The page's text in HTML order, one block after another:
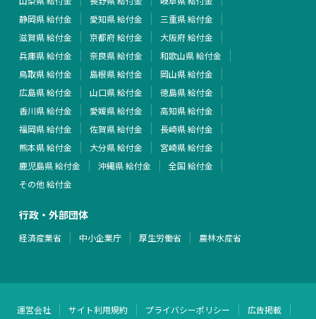
静岡県 給付金
愛知県 給付金
三重県 給付金
滋賀県 給付金
京都府 給付金
大阪府 給付金
兵庫県 給付金
奈良県 給付金
和歌山県 給付金
鳥取県 給付金
島根県 給付金
岡山県 給付金
広島県 給付金
山口県 給付金
徳島県 給付金
香川県 給付金
愛媛県 給付金
高知県 給付金
福岡県 給付金
佐賀県 給付金
長崎県 給付金
熊本県 給付金
大分県 給付金
宮崎県 給付金
鹿児島県 給付金
沖縄県 給付金
全国 給付金
その他 給付金
行政・外部団体
経済産業省 中小企業庁 厚生労働省 農林水産省
運営会社 サイト利用規約 プライバシーポリシー 広告掲載